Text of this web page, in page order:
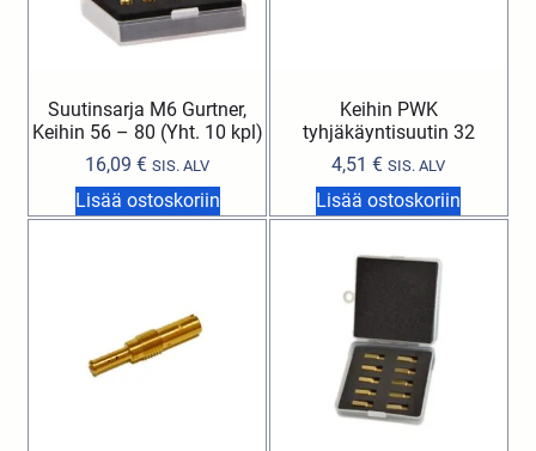
Suutinsarja M6 Gurtner,
Keihin 56 – 80 (Yht. 10 kpl)
16,09€ SIS. ALV
Lisää ostoskoriin
Keihin PWK
tyhjäkäyntisuutin 32
4,51€ SIS. ALV
Lisää ostoskoriin